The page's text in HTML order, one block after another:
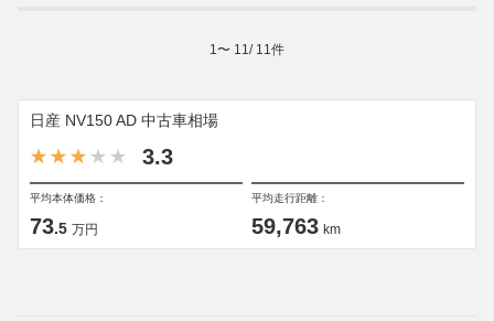
1 〜 11 / 11 件
日産 NV150 AD 中古車相場
3.3
平均本体価格：
73.5 万円
平均走行距離：
59,763 km